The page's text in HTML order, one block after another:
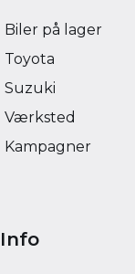
Biler på lager
Toyota
Suzuki
Værksted
Kampagner
Info